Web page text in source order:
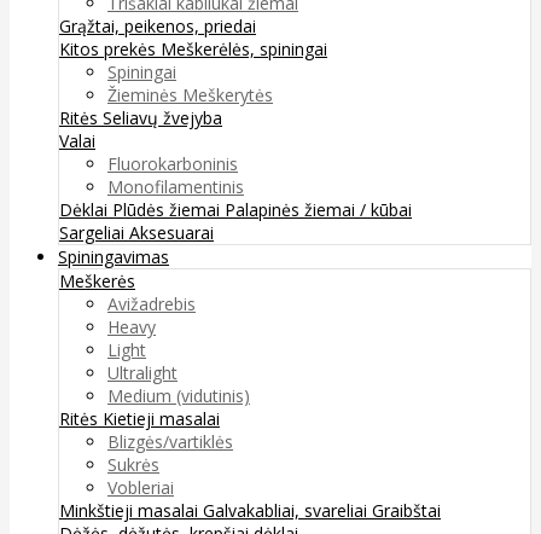
Grąžtai, peikenos, priedai
Kitos prekės Meškerėlės, spiningai
Spiningai
Žieminės Meškerytės
Ritės Seliavų žvejyba
Valai
Fluorokarboninis
Monofilamentinis
Dėklai Plūdės žiemai Palapinės žiemai / kūbai
Sargeliai Aksesuarai
Spiningavimas
Meškerės
Avižadrebis
Heavy
Light
Ultralight
Medium (vidutinis)
Ritės Kietieji masalai
Blizgės/vartiklės
Sukrės
Vobleriai
Minkštieji masalai Galvakabliai, svareliai Graibštai